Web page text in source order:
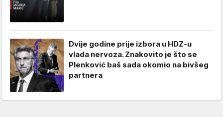
Dvije godine prije izbora u HDZ-u
vlada nervoza. Znakovito je što se
Plenković baš sada okomio na bivšeg
partnera